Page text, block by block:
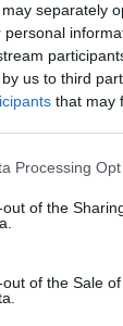
separately
personal
us to third
that may
Processing
of the
of the Sale
στην
Μίλατο έως